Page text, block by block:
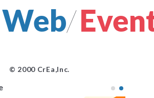
Web/
© 2000 CrEa,Inc.